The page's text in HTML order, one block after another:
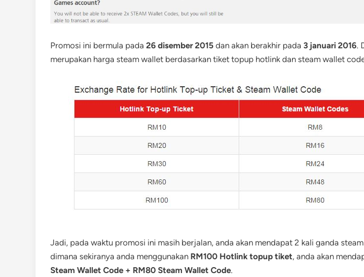
Promosi ini bermula pada 26 disember 2015 dan akan berakhir pada 3 januari 2016.
merupakan harga steam wallet berdasarkan tiket topup hotlink dan steam wallet
Jadi, pada waktu promosi ini masih berjalan, anda akan mendapat 2 kali ganda
dimana sekiranya anda menggunakan RM100 Hotlink topup tiket, anda akan
Steam Wallet Code + RM80 Steam Wallet Code.